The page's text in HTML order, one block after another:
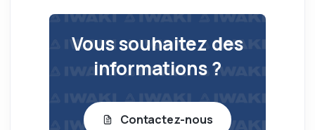
Vous souhaitez des
informations ?
Contactez-nous